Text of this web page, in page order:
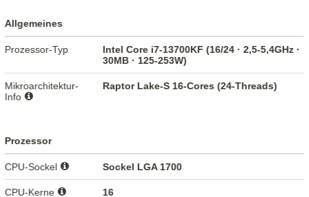
Allgemeines
Prozessor-Typ
Intel Core i7-13700KF (16/24 · 2,5-5,4GHz ·
30MB · 125-253W)
Mikroarchitektur-
Info
Raptor Lake-S 16-Cores (24-Threads)
Prozessor
CPU-Sockel Sockel LGA 1700
CPU-Kerne 16